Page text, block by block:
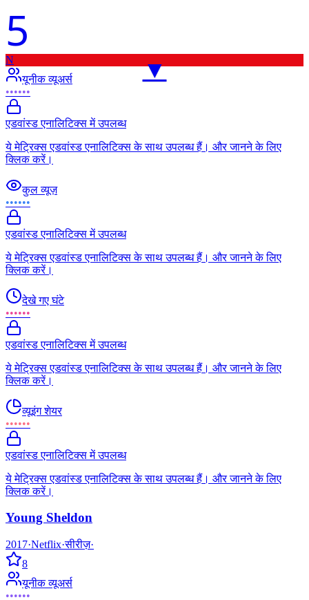
5
▼
N
यूनीक व्यूअर्स
••••••
एडवांस्ड एनालिटिक्स में उपलब्ध
ये मेट्रिक्स एडवांस्ड एनालिटिक्स के साथ उपलब्ध हैं। और जानने के लिए
क्लिक करें।
कुल व्यूज़
••••••
एडवांस्ड एनालिटिक्स में उपलब्ध
ये मेट्रिक्स एडवांस्ड एनालिटिक्स के साथ उपलब्ध हैं। और जानने के लिए
क्लिक करें।
देखे गए घंटे
••••••
एडवांस्ड एनालिटिक्स में उपलब्ध
ये मेट्रिक्स एडवांस्ड एनालिटिक्स के साथ उपलब्ध हैं। और जानने के लिए
क्लिक करें।
व्यूइंग शेयर
••••••
एडवांस्ड एनालिटिक्स में उपलब्ध
ये मेट्रिक्स एडवांस्ड एनालिटिक्स के साथ उपलब्ध हैं। और जानने के लिए
क्लिक करें।
Young Sheldon
2017·Netflix·सीरीज़·
8
यूनीक व्यूअर्स
••••••